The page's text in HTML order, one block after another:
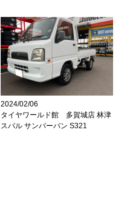
2024/02/06
タイヤワールド館 多賀城店 林津
スバル サンバーバン S321